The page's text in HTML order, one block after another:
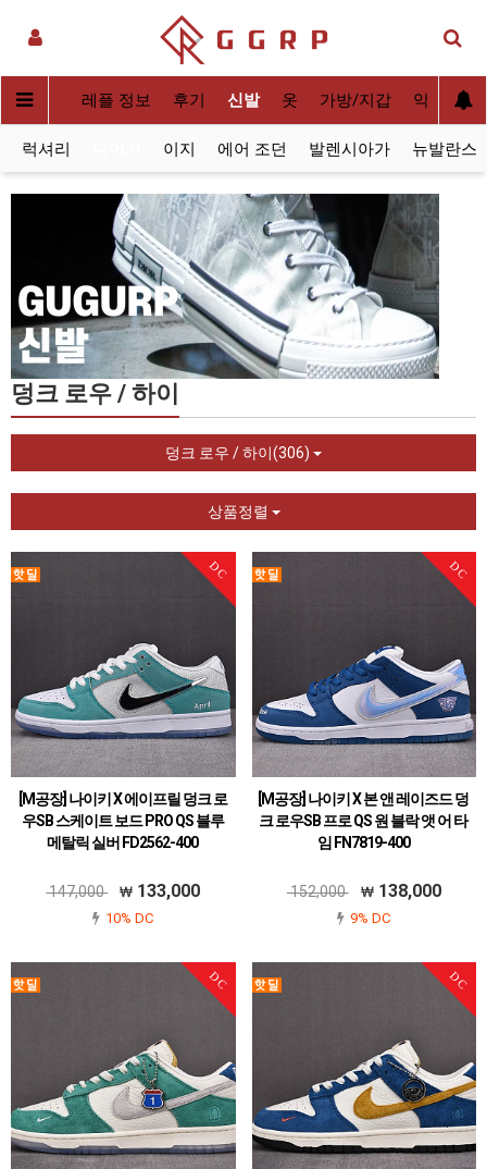
사[QC] 레플 정보 후기 신발 옷 가방/지갑 악세사리
럭셔리 이지 에어 조던 발렌시아가 뉴발란스
덩크 로우 / 하이
덩크 로우 / 하이(306)
상품정렬
DC
[M공장] 나이키 X 에이프릴 덩크 로
우SB 스케이트 보드 PRO QS 블루
메탈릭 실버 FD2562-400
147,000 133,000
10% DC
DC
[M공장] 나이키 X 본 앤 레이즈드 덩
크 로우SB 프로 QS 원 블락 앳 어 타
임 FN7819-400
152,000 138,000
9% DC
DC DC